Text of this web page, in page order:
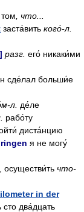
том , что...
заста́вить кого́-л.
разг. его́ никаки́ми
сде́лал больши́е
л. де́ле
рабо́ту
диста́нцию
я не могу́
осуществи́ть что-
in der
сто два́дцать